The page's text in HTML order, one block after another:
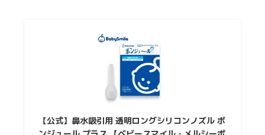
【公式】鼻水吸引用 透明ロングシリコンノズル ボ